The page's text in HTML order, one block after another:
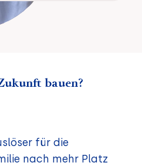
bauen?
für die
nach mehr Platz